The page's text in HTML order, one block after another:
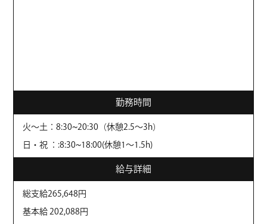
勤務時間
火〜土：8:30~20:30（休憩2.5～3h）
日・祝 ：:8:30~18:00(休憩1～1.5h)
給与詳細
総支給265,648円
基本給 202,088円